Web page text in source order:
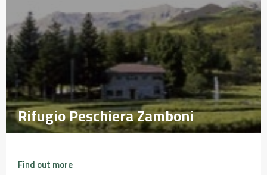
Rifugio Peschiera Zamboni
Rifugio Peschiera Zamboni
Find out more